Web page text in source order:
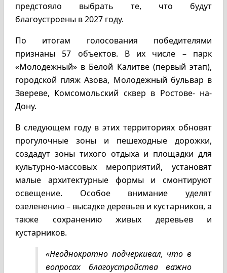
предстояло выбрать те, что будут
благоустроены в 2027 году.
По итогам голосования победителями
признаны 57 объектов. В их числе – парк
«Молодежный» в Белой Калитве (первый этап),
городской пляж Азова, Молодежный бульвар в
Звереве, Комсомольский сквер в Ростове- на-
Дону.
В следующем году в этих территориях обновят
прогулочные зоны и пешеходные дорожки,
создадут зоны тихого отдыха и площадки для
культурно-массовых мероприятий, установят
малые архитектурные формы и смонтируют
освещение. Особое внимание уделят
озеленению – высадке деревьев и кустарников, а
также сохранению живых деревьев и
кустарников.
«Неоднократно подчеркивал, что в
вопросах благоустройства важно